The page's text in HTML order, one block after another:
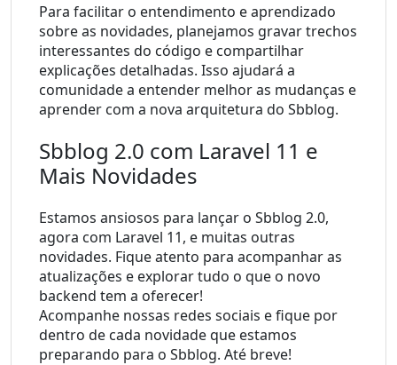
Para facilitar o entendimento e aprendizado
sobre as novidades, planejamos gravar trechos
interessantes do código e compartilhar
explicações detalhadas. Isso ajudará a
comunidade a entender melhor as mudanças e
aprender com a nova arquitetura do Sbblog.
Sbblog 2.0 com Laravel 11 e
Mais Novidades
Estamos ansiosos para lançar o Sbblog 2.0,
agora com Laravel 11, e muitas outras
novidades. Fique atento para acompanhar as
atualizações e explorar tudo o que o novo
backend tem a oferecer!
Acompanhe nossas redes sociais e fique por
dentro de cada novidade que estamos
preparando para o Sbblog. Até breve!